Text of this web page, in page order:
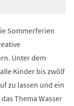
Sommerferien
Unter dem
Kinder bis zwölf
zu lassen und ein
Thema Wasser